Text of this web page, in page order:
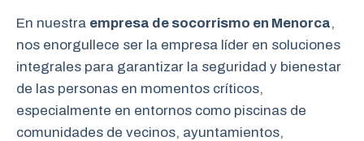
En nuestra empresa de socorrismo en Menorca,
nos enorgullece ser la empresa líder en soluciones
integrales para garantizar la seguridad y bienestar
de las personas en momentos críticos,
especialmente en entornos como piscinas de
comunidades de vecinos, ayuntamientos,